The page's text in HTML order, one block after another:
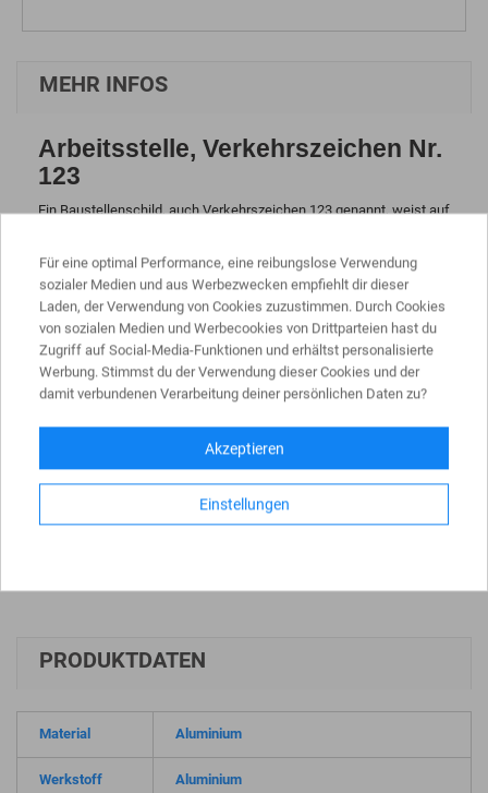
MEHR INFOS
Arbeitsstelle, Verkehrszeichen Nr.
123
Ein Baustellenschild, auch Verkehrszeichen 123 genannt, weist auf
Gefahrenzeichen gemäß der StVO. Es dient als Warnung für
Verkehrsteilnehmer vor möglichen Gefahren durch Bauarbeiten
oder andere Arbeiten am Straßenrand.
Zusätzliche Informationen:
Offizielle Bezeichnung:
Das Baustellenschild hat die offizielle Bezeichnung "Arbeitsstelle".
Das Baustellenschild muss vor einer Baustelle aufgestellt werden,
PRODUKTDATEN
Material Aluminium
Werkstoff Aluminium
Für eine optimal Performance, eine reibungslose Verwendung
sozialer Medien und aus Werbezwecken empfiehlt dir dieser
Laden, der Verwendung von Cookies zuzustimmen. Durch Cookies
von sozialen Medien und Werbecookies von Drittparteien hast du
Zugriff auf Social-Media-Funktionen und erhältst personalisierte
Werbung. Stimmst du der Verwendung dieser Cookies und der
damit verbundenen Verarbeitung deiner persönlichen Daten zu?
Akzeptieren
Einstellungen